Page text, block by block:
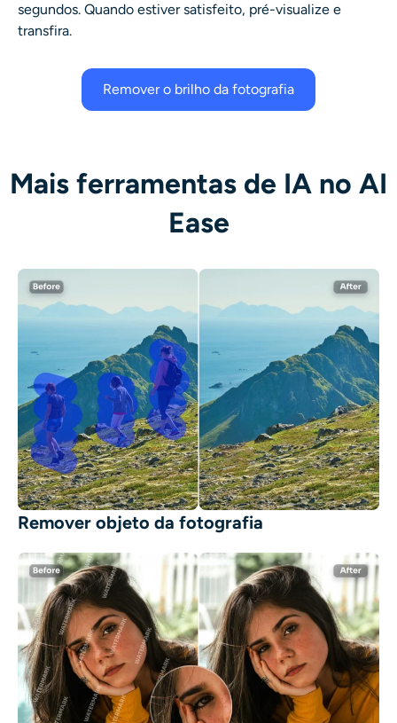
segundos. Quando estiver satisfeito, pré-visualize e
transfira.
Remover o brilho da fotografia
Mais ferramentas de IA no AI
Ease
Remover objeto da fotografia